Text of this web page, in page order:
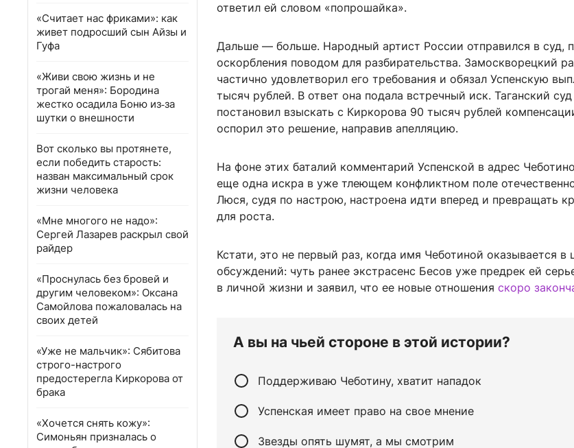
«Считает нас фриками»: как
живет подросший сын Айзы и
Гуфа
«Живи свою жизнь и не
трогай меня»: Бородина
жестко осадила Боню из‑за
шутки о внешности
Вот сколько вы протянете,
если победить старость:
назван максимальный срок
жизни человека
«Мне многого не надо»:
Сергей Лазарев раскрыл свой
райдер
«Проснулась без бровей и
другим человеком»: Оксана
Самойлова пожаловалась на
своих детей
«Уже не мальчик»: Сябитова
строго-настрого
предостерегла Киркорова от
брака
«Хочется снять кожу»:
Симоньян призналась о
ответил ей словом «попрошайка».
Дальше — больше. Народный артист России отправился в суд,
оскорбления поводом для разбирательства. Замоскворецкий
частично удовлетворил его требования и обязал Успенскую
тысяч рублей. В ответ она подала встречный иск. Таганский
постановил взыскать с Киркорова 90 тысяч рублей
оспорил это решение, направив апелляцию.
На фоне этих баталий комментарий Успенской в адрес
еще одна искра в уже тлеющем конфликтном поле
Люся, судя по настрою, настроена идти вперед и превращать
для роста.
Кстати, это не первый раз, когда имя Чеботиной оказывается в
обсуждений: чуть ранее экстрасенс Бесов уже предрек ей
в личной жизни и заявил, что ее новые отношения скоро
А вы на чьей стороне в этой истории?
Поддерживаю Чеботину, хватит нападок
Успенская имеет право на свое мнение
Звезды опять шумят, а мы смотрим